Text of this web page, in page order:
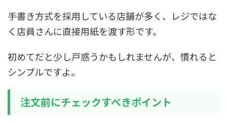
手書き方式を採用している店舗が多く、レジではな
く店員さんに直接用紙を渡す形です。
初めてだと少し戸惑うかもしれませんが、慣れると
シンプルですよ。
注文前にチェックすべきポイント